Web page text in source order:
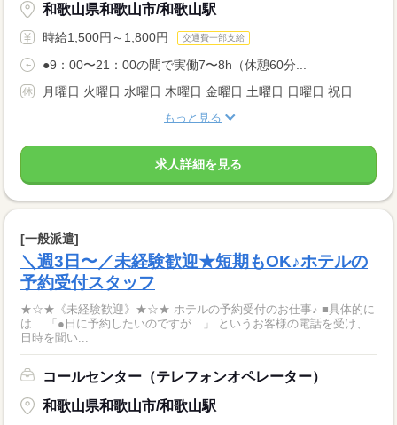
和歌山県和歌山市/和歌山駅
時給1,500円～1,800円 交通費一部支給
●9：00〜21：00の間で実働7〜8h（休憩60分...
月曜日 火曜日 水曜日 木曜日 金曜日 土曜日 日曜日 祝日
もっと見る
求人詳細を見る
[一般派遣]
＼週3日〜／未経験歓迎★短期もOK♪ホテルの
予約受付スタッフ
★☆★《未経験歓迎》★☆★ ホテルの予約受付のお仕事♪ ■具体的に
は... 「●日に予約したいのですが…」 というお客様の電話を受け、
日時を聞い...
コールセンター（テレフォンオペレーター）
和歌山県和歌山市/和歌山駅